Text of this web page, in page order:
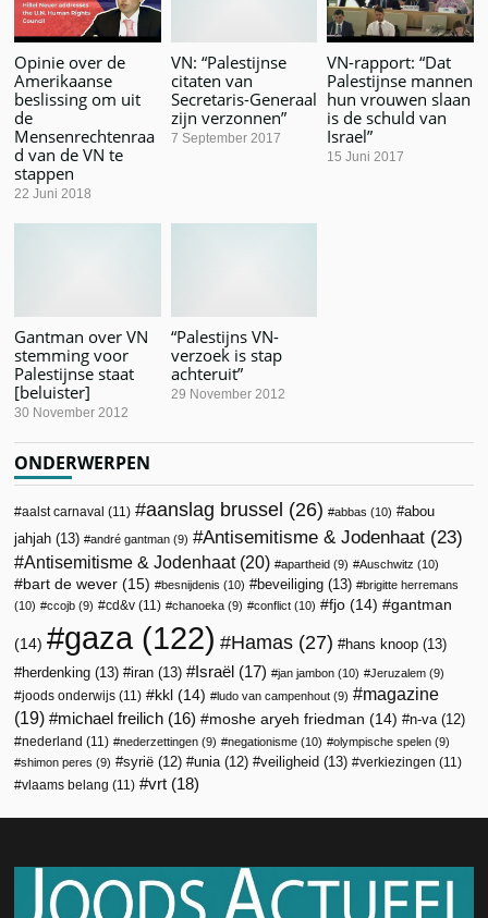
Opinie over de
Amerikaanse
beslissing om uit
de
Mensenrechtenraa
d van de VN te
stappen
22 Juni 2018
VN: “Palestijnse
citaten van
Secretaris-Generaal
zijn verzonnen”
7 September 2017
VN-rapport: “Dat
Palestijnse mannen
hun vrouwen slaan
is de schuld van
Israel”
15 Juni 2017
Gantman over VN
stemming voor
Palestijnse staat
[beluister]
30 November 2012
“Palestijns VN-
verzoek is stap
achteruit”
29 November 2012
ONDERWERPEN
aalst carnaval (11) aanslag brussel (26) abbas (10)
abou
jahjah (13) andré gantman (9) Antisemitisme & Jodenhaat (23)
Antisemitisme & Jodenhaat(20) apartheid (9) Auschwitz (10)
bart de wever (15) besnijdenis (10) beveiliging (13)
brigitte herremans
(10)
ccojb (9) cd&v (11) chanoeka (9) conflict (10) fjo (14) gantman
(14) gaza(122) Hamas (27) hans knoop (13)
herdenking (13) iran (13) Israël (17) jan jambon (10) Jeruzalem (9)
joods onderwijs (11) kkl (14) ludo van campenhout (9)
magazine
(19)
michael freilich (16) moshe aryeh friedman (14) n-va(12)
nederland (11) nederzettingen (9) negationisme (10) olympische spelen (9)
shimon peres (9) syrië (12) unia(12) veiligheid (13) verkiezingen (11)
vlaams belang (11) vrt (18)